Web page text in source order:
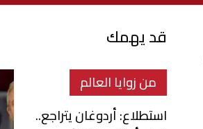
قد يهمك
من زوايا العالم
استطلاع: أردوغان يتراجع..